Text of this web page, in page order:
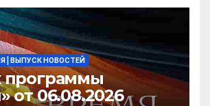
| ВЫПУСК НОВОСТЕЙ
программы
от 06.08.2026